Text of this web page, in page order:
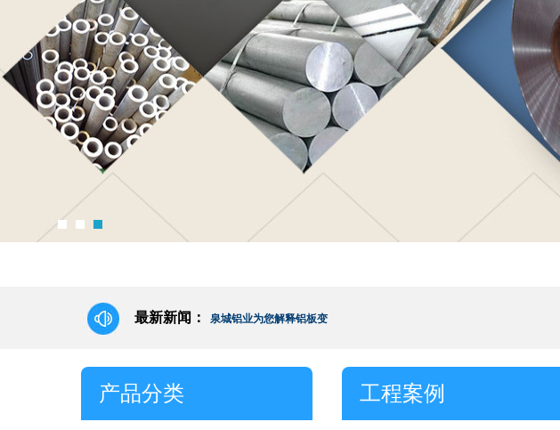
最新新闻： 泉城铝业为您解释铝板变
铝 期待供给侧7075铝板
产品分类 工程案例